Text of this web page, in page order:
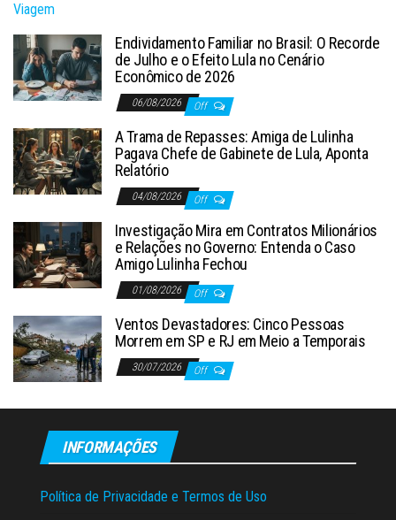
Viagem
Endividamento Familiar no Brasil: O Recorde
de Julho e o Efeito Lula no Cenário
Econômico de 2026
06/08/2026 Off
A Trama de Repasses: Amiga de Lulinha
Pagava Chefe de Gabinete de Lula, Aponta
Relatório
04/08/2026 Off
Investigação Mira em Contratos Milionários
e Relações no Governo: Entenda o Caso
Amigo Lulinha Fechou
01/08/2026 Off
Ventos Devastadores: Cinco Pessoas
Morrem em SP e RJ em Meio a Temporais
30/07/2026 Off
INFORMAÇÕES
Política de Privacidade e Termos de Uso